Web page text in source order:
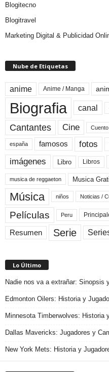
Blogitecno
Blogitravel
Marketing Digital & Publicidad
Nube de Etiquetas
anime Anime / Manga
Biografia canal
Cantantes Cine Cuento
españa famosos fotos
imágenes Libro Libros
musica de reggaeton Musica
Música niños Noticias /
Películas Peru
Resumen Serie
Lo Último
Nadie nos va a extrañar: Sinopsis
Edmonton Oilers: Historia y
Minnesota Timberwolves: Historia
Dallas Mavericks: Jugadores y
New York Mets: Historia y